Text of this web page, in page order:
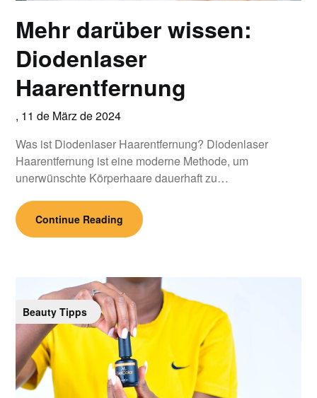
Mehr darüber wissen:
Diodenlaser
Haarentfernung
, 11 de März de 2024
Was ist Diodenlaser Haarentfernung? Diodenlaser
Haarentfernung ist eine moderne Methode, um
unerwünschte Körperhaare dauerhaft zu…
Continue Reading
Beauty Tipps